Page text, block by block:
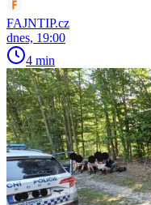
FAJNTIP.cz
dnes, 19:00
4 min